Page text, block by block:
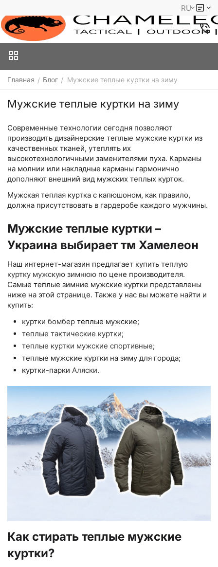
RU
Главная / Блог / Мужские теплые куртки на зиму
Мужские теплые куртки на зиму
Современные технологии сегодня позволяют
производить дизайнерские теплые мужские куртки из
качественных тканей, утеплять их
высокотехнологичными заменителями пуха. Карманы
на молнии или накладные карманы гармонично
дополняют внешний вид мужских теплых курток.
Мужская теплая куртка с капюшоном, как правило,
должна присутствовать в гардеробе каждого мужчины.
Мужские теплые куртки –
Украина выбирает тм Хамелеон
Наш интернет-магазин предлагает купить теплую
куртку мужскую зимнюю по цене производителя.
Самые теплые зимние мужские куртки представлены
ниже на этой странице. Также у нас вы можете найти и
купить:
куртки бомбер теплые мужские;
теплые тактические куртки;
теплые куртки мужские спортивные;
теплые мужские куртки на зиму для города;
куртки-парки Аляски.
Как стирать теплые мужские
куртки?